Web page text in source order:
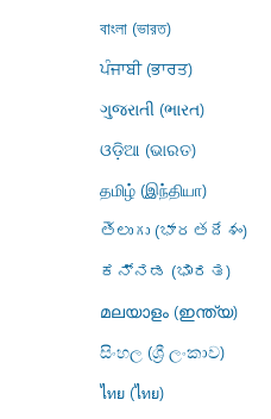
বাংলা (ভারত)
ਪੰਜਾਬੀ (ਭਾਰਤ)
ગુજરાતી (ભારત)
ଓଡ଼ିଆ (ଭାରତ)
தமிழ் (இந்தியா)
తెలుగు (భారతదేశం)
ಕನ್ನಡ (ಭಾರತ)
മലയാളം (ഇന്ത്യ)
සිංහල (ශ්‍රී ලංකාව)
ไทย (ไทย)